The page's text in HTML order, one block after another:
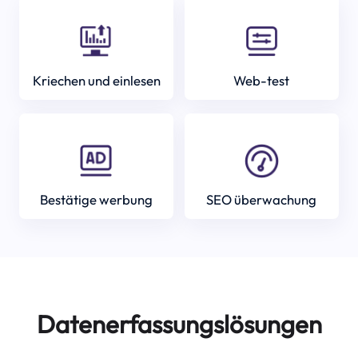
Kriechen und einlesen Web-test
Bestätige werbung SEO überwachung
Datenerfassungslösungen